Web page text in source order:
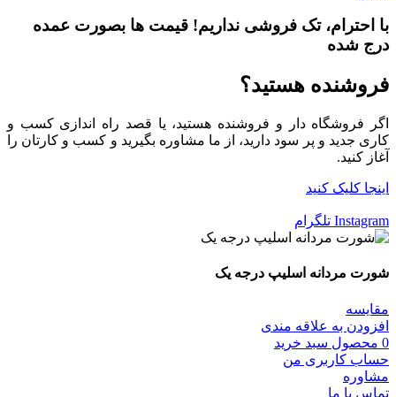
با احترام، تک فروشی نداریم! قیمت ها بصورت عمده
درج شده
فروشنده هستید؟
اگر فروشگاه دار و فروشنده هستید، یا قصد راه اندازی کسب و
کاری جدید و پر سود دارید، از ما مشاوره بگیرید و کسب و کارتان را
آغاز کنید.
اینجا کلیک کنید
Instagram تلگرام
شورت مردانه اسلیپ درجه یک
مقایسه
افزودن به علاقه مندی
0 محصول سبد خرید
حساب کاربری من
مشاوره
تماس با ما